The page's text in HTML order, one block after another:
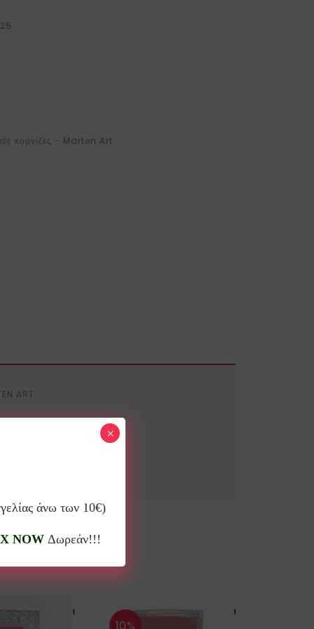
κορνίζες - Marten Art
ART.
άνω των 10€)
NOWΔωρεάν!!!
×